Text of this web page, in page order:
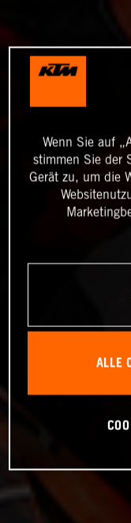
Wenn Sie auf
stimmen Sie der
Gerät zu, um die
ALLE